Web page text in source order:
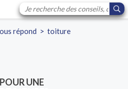
répond >toiture
UNE